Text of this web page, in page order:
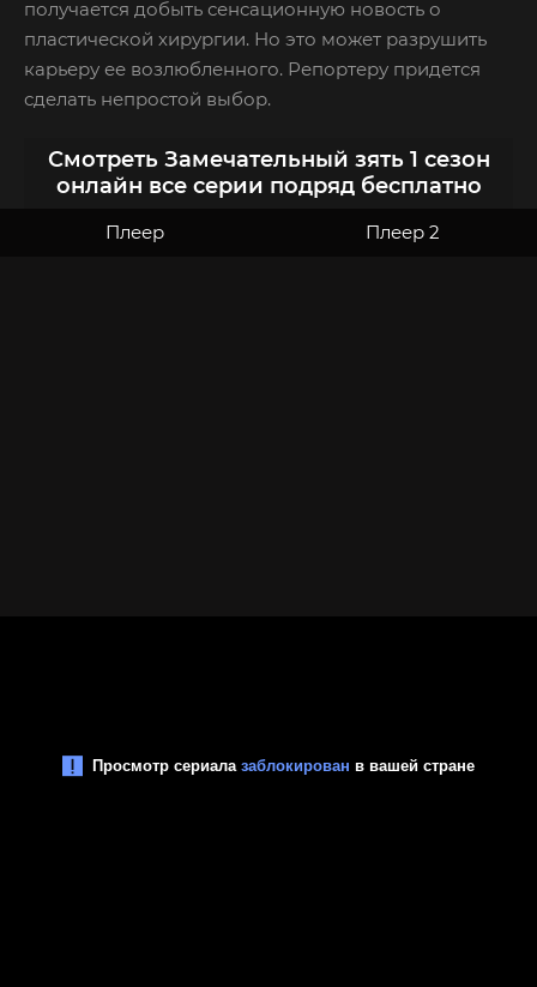
получается добыть сенсационную новость о
пластической хирургии. Но это может разрушить
карьеру ее возлюбленного. Репортеру придется
сделать непростой выбор.
Смотреть Замечательный зять 1 сезон
онлайн все серии подряд бесплатно
Плеер Плеер 2